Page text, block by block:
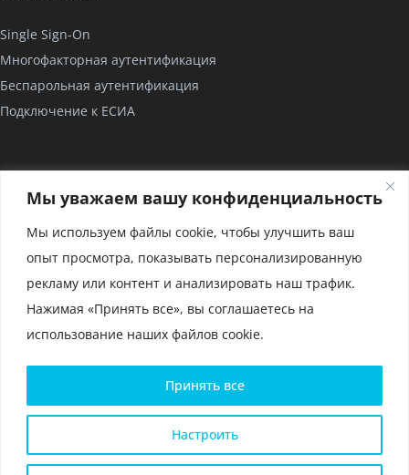
Мы уважаем вашу конфиденциальность
Мы используем файлы cookie, чтобы улучшить ваш
опыт просмотра, показывать персонализированную
рекламу или контент и анализировать наш трафик.
Нажимая «Принять все», вы соглашаетесь на
использование наших файлов cookie.
Настроить
Принять все
Single Sign-On
Многофакторная аутентификация
Беспарольная аутентификация
Подключение к ЕСИА
О нас
Сертификаты
Политика конфиденциальности для мобильного приложения